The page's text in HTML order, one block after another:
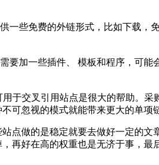
一些免费的外链形式，比如下载
要加一些插件、 模板和程序，可
于交叉引用站点是很大的帮助。
可忽视的模式就能带来更大的单项
点做的是稳定就要去做好一定的
再好在高的权重也是无济于事，